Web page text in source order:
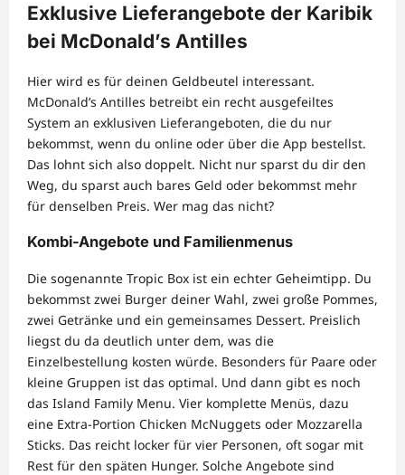
Exklusive Lieferangebote der Karibik
bei McDonald’s Antilles
Hier wird es für deinen Geldbeutel interessant.
McDonald’s Antilles betreibt ein recht ausgefeiltes
System an exklusiven Lieferangeboten, die du nur
bekommst, wenn du online oder über die App bestellst.
Das lohnt sich also doppelt. Nicht nur sparst du dir den
Weg, du sparst auch bares Geld oder bekommst mehr
für denselben Preis. Wer mag das nicht?
Kombi-Angebote und Familienmenus
Die sogenannte Tropic Box ist ein echter Geheimtipp. Du
bekommst zwei Burger deiner Wahl, zwei große Pommes,
zwei Getränke und ein gemeinsames Dessert. Preislich
liegst du da deutlich unter dem, was die
Einzelbestellung kosten würde. Besonders für Paare oder
kleine Gruppen ist das optimal. Und dann gibt es noch
das Island Family Menu. Vier komplette Menüs, dazu
eine Extra-Portion Chicken McNuggets oder Mozzarella
Sticks. Das reicht locker für vier Personen, oft sogar mit
Rest für den späten Hunger. Solche Angebote sind